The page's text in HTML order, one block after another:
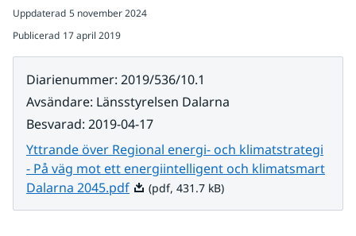
Uppdaterad 5 november 2024
Publicerad 17 april 2019
Diarienummer: 2019/536/10.1
Avsändare: Länsstyrelsen Dalarna
Besvarad: 2019-04-17
Yttrande över Regional energi- och klimatstrategi
- På väg mot ett energiintelligent och klimatsmart
Dalarna 2045.pdfPdf, 431.7 kB.
(pdf, 431.7 kB)